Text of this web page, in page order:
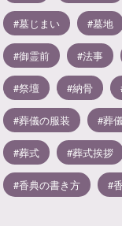
墓じまい 墓地
御霊前 法事
祭壇 納骨
葬儀の服装 葬
葬式 葬式挨拶
香典の書き方